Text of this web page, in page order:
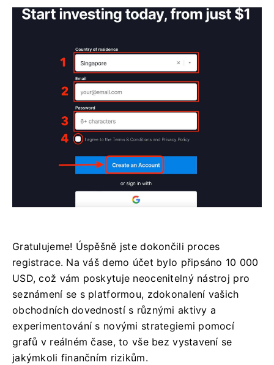
Gratulujeme! Úspěšně jste dokončili proces
registrace. Na váš demo účet bylo připsáno 10 000
USD, což vám poskytuje neocenitelný nástroj pro
seznámení se s platformou, zdokonalení vašich
obchodních dovedností s různými aktivy a
experimentování s novými strategiemi pomocí
grafů v reálném čase, to vše bez vystavení se
jakýmkoli finančním rizikům.